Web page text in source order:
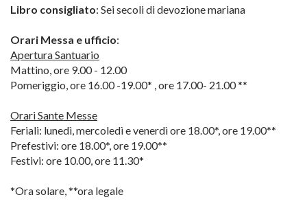
Libro consigliato: Sei secoli di devozione mariana
Orari Messa e ufficio:
Apertura Santuario
Mattino, ore 9.00 - 12.00
Pomeriggio, ore 16.00 -19.00* , ore 17.00- 21.00 **
Orari Sante Messe
Feriali: lunedì, mercoledì e venerdì ore 18.00*, ore 19.00**
Prefestivi: ore 18.00*, ore 19.00**
Festivi: ore 10.00, ore 11.30*
*Ora solare, **ora legale